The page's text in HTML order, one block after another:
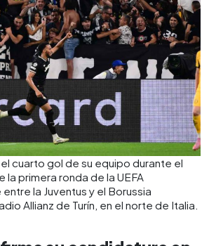
cuarto gol de su equipo durante el
primera ronda de la UEFA
la Juventus y el Borussia
Allianz de Turín, en el norte de Italia.